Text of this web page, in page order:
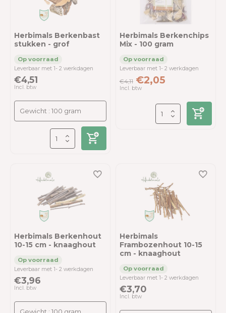
Herbimals Berkenbast
stukken - grof
Leverbaar met 1- 2 werkdagen
€4,51
Incl. btw
Herbimals Berkenchips
Mix - 100 gram
Leverbaar met 1- 2 werkdagen
€4,11 €2,05
Incl. btw
Herbimals Berkenhout
10-15 cm - knaaghout
Leverbaar met 1- 2 werkdagen
€3,96
Incl. btw
Herbimals
Frambozenhout 10-15
cm - knaaghout
Leverbaar met 1- 2 werkdagen
€3,70
Incl. btw